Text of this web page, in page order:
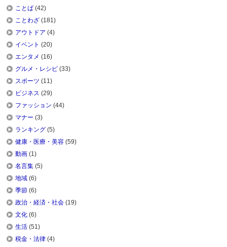
ことば (42)
ことわざ (181)
アウトドア (4)
イベント (20)
エンタメ (16)
グルメ・レシピ (33)
スポーツ (11)
ビジネス (29)
ファッション (44)
マナー (3)
ランキング (5)
健康・医療・美容 (59)
動画 (1)
名言集 (5)
地域 (6)
季節 (6)
政治・経済・社会 (19)
文化 (6)
生活 (51)
税金・法律 (4)